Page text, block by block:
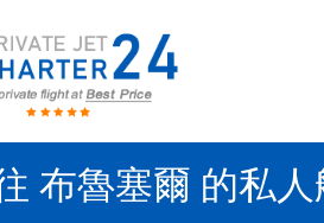
布魯塞爾 的私